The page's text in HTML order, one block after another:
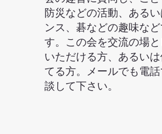
防災などの活動、ある
ンス、碁などの趣味な
す。この会を交流の場
いただける方、あるい
てる方。メールでも電
談して下さい。